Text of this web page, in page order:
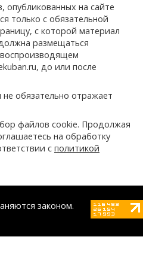
опубликованных на сайте
только с обязательной
с которой материал
размещаться
воспроизводящем
до или после
обязательно отражает
файлов cookie. Продолжая
на обработку
с политикой
законом.